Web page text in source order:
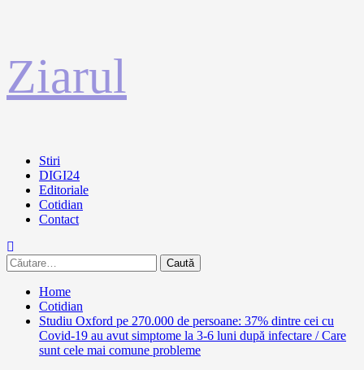
la
conținut
Ziarul
Primary
Menu
Stiri
DIGI24
Editoriale
Cotidian
Contact
Caută
după:
Home
Cotidian
Studiu Oxford pe 270.000 de persoane: 37% dintre cei cu
Covid-19 au avut simptome la 3-6 luni după infectare / Care
sunt cele mai comune probleme